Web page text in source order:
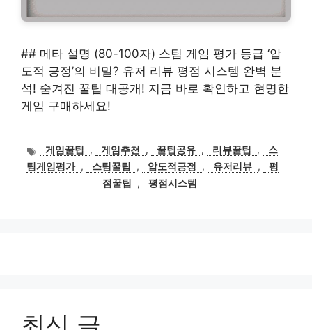
## 메타 설명 (80-100자) 스팀 게임 평가 등급 ‘압
도적 긍정’의 비밀? 유저 리뷰 평점 시스템 완벽 분
석! 숨겨진 꿀팁 대공개! 지금 바로 확인하고 현명한
게임 구매하세요!
태
그
게임꿀팁 , 게임추천 , 꿀팁공유 , 리뷰꿀팁 ,
스
팀게임평가 , 스팀꿀팁 , 압도적긍정 , 유저리뷰 ,
평
점꿀팁
, 평점시스템